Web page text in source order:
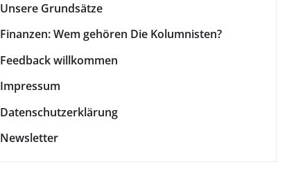
Unsere Grundsätze
Finanzen: Wem gehören Die Kolumnisten?
Feedback willkommen
Impressum
Datenschutzerklärung
Newsletter